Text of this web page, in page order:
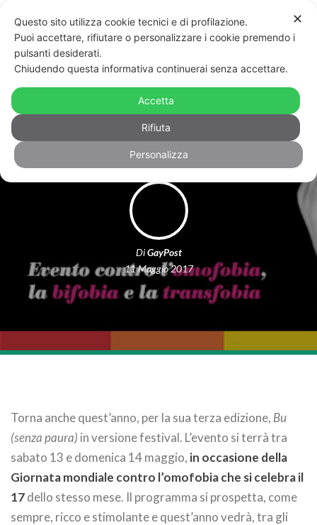
Torna “Bu senza paura”: a Bologna,
per gridare no all’omo-transfobia
DiGayPost
11 Maggio 2017
Torna anche quest’anno, per la sua terza edizione, Bu
(senza paura) in versione festival. L’evento si terrà tra
sabato 13 e domenica 14 maggio, in occasione della
Giornata mondiale contro l’omofobia che si celebra il
17dello stesso mese. Il programma si prospetta, come
sempre, ricco e stimolante e quest’anno vedrà, tra gli
✕
Questo sito utilizza cookie tecnici e di profilazione.
Puoi accettare, rifiutare o personalizzare i cookie premendo i
pulsanti desiderati.
Chiudendo questa informativa continuerai senza accettare.
Accetta
Rifiuta
Personalizza